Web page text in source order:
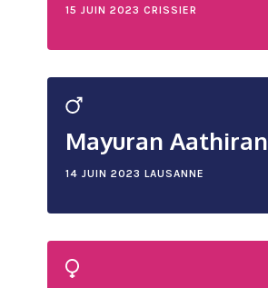
15 JUIN 2023 CRISSIER
Mayuran Aathiran
14 JUIN 2023 LAUSANNE